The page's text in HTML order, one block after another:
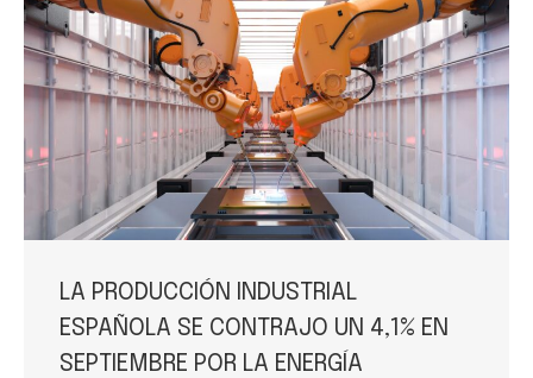
LA PRODUCCIÓN INDUSTRIAL
ESPAÑOLA SE CONTRAJO UN 4,1% EN
SEPTIEMBRE POR LA ENERGÍA